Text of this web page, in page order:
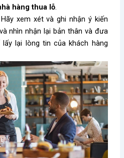
hàng thua lỗ.
xem xét và ghi nhận ý kiến
nhìn nhận lại bản thân và đưa
lại lòng tin của khách hàng